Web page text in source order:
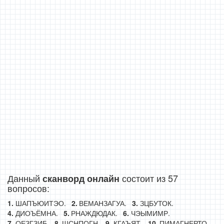
Данный сканворд онлайн состоит из 57
вопросов:
ШАПЪЮИТЭО. ВЕМАНЗАГУА.
ЗЦБУТОК.
ДИОЪЁМНА.
РНАЖДЮДАК.
ЧЭЫМИМР.